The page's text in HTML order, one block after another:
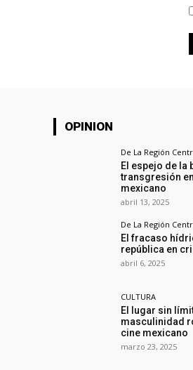
OPINION
De La Región
El espejo de la
transgresión
mexicano
abril 13, 2025
De La Región
El fracaso
república en
abril 6, 2025
CULTURA
El lugar sin
masculinidad
cine mexicano
marzo 23, 2025